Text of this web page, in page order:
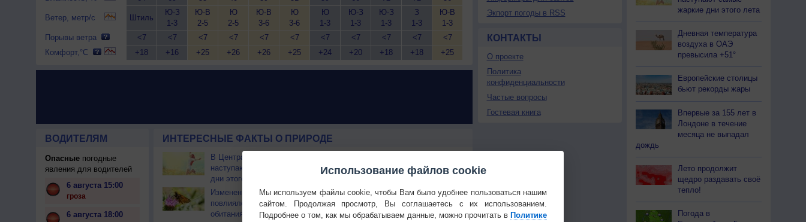
Ветер, метр/с
Порывы ветра
Комфорт,°C
Штиль
<7
+18
Ю-З
1-3
<7
+16
Ю-В
2-5
<7
+25
Ю
2-5
<7
+26
Ю-В
3-6
<7
+26
Ю
3-6
<7
+25
Ю
1-3
<7
+24
Ю-З
1-3
<7
+20
Ю-З
1-3
<7
+18
З
1-3
<7
+18
Ю-В
1-3
<7
+25
ВОДИТЕЛЯМ
Опасныепогодные
явления для водителей
6 августа 15:00
гроза
6 августа 18:00
ИНТЕРЕСНЫЕ ФАКТЫ О ПРИРОДЕ
В Центральной России
наступают самые жаркие
дни этого лета
морские волны тепла
Изменение климата
повлияло на ареал
обитания бабочек
Штат Вашингтон охватили
лесные пожары
Экпорт погоды в RSS
КОНТАКТЫ
О проекте
Политика
конфиденциальности
Частые вопросы
Гостевая книга
жаркие дни этого лета
Дневная температура
воздуха в ОАЭ
превысила +51°
Европейские столицы
бьют рекорды жары
Впервые за 155 лет в
Лондоне в течение
месяца не выпадал
дождь
Лето продолжит
щедро раздавать своё
тепло!
Погода в
Использование файлов cookie
Мы используем файлы cookie, чтобы Вам было удобнее пользоваться нашим
сайтом. Продолжая просмотр, Вы соглашаетесь с их использованием.
Подробнее о том, как мы обрабатываем данные, можно прочитать в Политике